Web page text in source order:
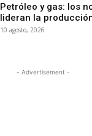
Petróleo y gas: los
lideran la
10 agosto, 2026
- Advertisement -